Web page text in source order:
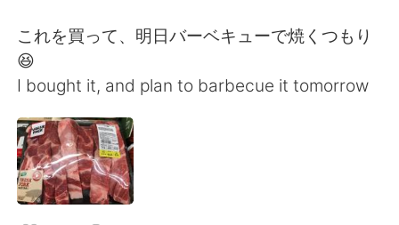
한국어 Русский
Türkçe
Português
これを買って、明日バーベキューで焼くつもり
😆
I bought it, and plan to barbecue it tomorrow